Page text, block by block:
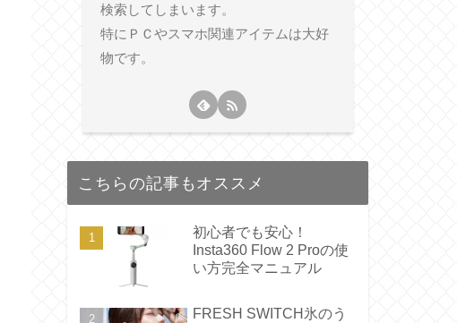
検索してしまいます。
特にＰＣやスマホ関連アイテムは大好
物です。
こちらの記事もオススメ
初心者でも安心！
Insta360 Flow 2 Proの使
い方完全マニュアル
FRESH SWITCH氷のう